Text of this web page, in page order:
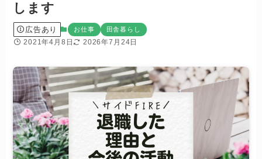
します
広告あり お仕事 田舎暮らし
2021年4月8日 2026年7月24日